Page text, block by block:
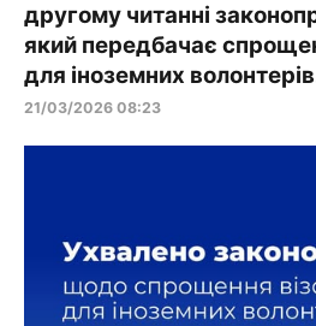
другому читанні
який передбачає
для іноземних
21/03/2026 08:23